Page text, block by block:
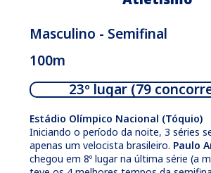
Masculino - Semifinal
100m
23º lugar (79
Estádio Olímpico Nacional (Tóquio)
Iniciando o período da noite, 3 séries
apenas um velocista brasileiro. Paulo
chegou em 8º lugar na última série (a